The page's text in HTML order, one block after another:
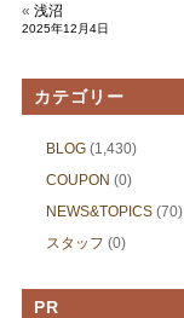
« 浅沼
2025年12月4日
カテゴリー
BLOG(1,430)
COUPON (0)
NEWS&TOPICS(70)
スタッフ (0)
PR